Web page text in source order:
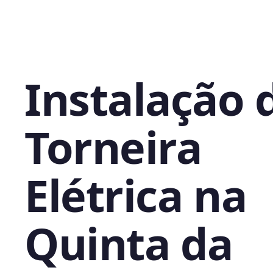
Instalação
Torneira
Elétrica na
Quinta da